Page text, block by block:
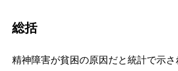
総括
精神障害が貧困の原因だと統計で示さ